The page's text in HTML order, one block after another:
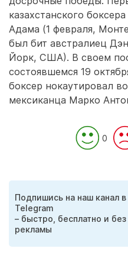
казахстанского
Адама (1 февраля,
был бит австралиец
Йорк, США). В своем
состоявшемся 19
боксер нокаутировал
мексиканца Марко
0
Подпишись на наш канал в
Telegram
– быстро, бесплатно и без
рекламы